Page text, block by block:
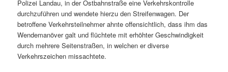
Polizei Landau, in der Ostbahnstraße eine Verkehrskontrolle
durchzuführen und wendete hierzu den Streifenwagen. Der
betroffene Verkehrsteilnehmer ahnte offensichtlich, dass ihm das
Wendemanöver galt und flüchtete mit erhöhter Geschwindigkeit
durch mehrere Seitenstraßen, in welchen er diverse
Verkehrszeichen missachtete.